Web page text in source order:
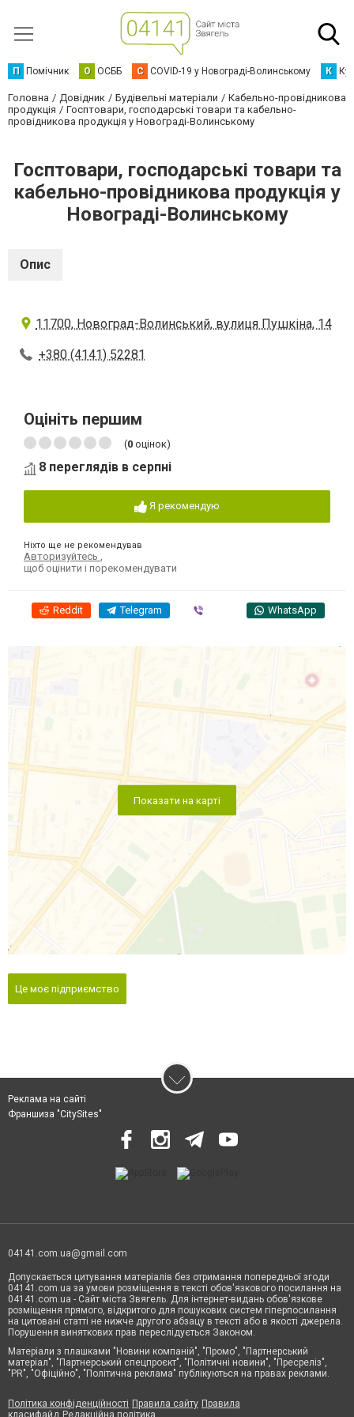
П Помічник О ОСББ C COVID-19 у Новограді-Волинському К
Головна Довідник Будівельні матеріали
Кабельно-провідникова
продукція
Госптовари, господарські товари та кабельно-
провідникова продукція у Новограді-Волинському
Госптовари, господарські товари та
кабельно-провідникова продукція у
Новограді-Волинському
Опис
11700, Новоград-Волинський, вулиця Пушкіна, 14
+380 (4141) 52281
Оцініть першим
(0 оцінок)
8 переглядів в серпні
Я рекомендую
Ніхто ще не рекомендував
Авторизуйтесь
щоб оцінити і порекомендувати
Reddit Telegram WhatsApp
Показати на карті
Це моє підприємство
Реклама на сайті
Франшиза "CitySites"
04141.com.ua@gmail.com
Допускається цитування матеріалів без отримання попередньої згоди
04141.com.ua за умови розміщення в тексті обов'язкового посилання на
04141.com.ua - Сайт міста Звягель. Для інтернет-видань обов'язкове
розміщення прямого, відкритого для пошукових систем гіперпосилання
на цитовані статті не нижче другого абзацу в тексті або в якості джерела.
Порушення виняткових прав переслідується Законом.
Матеріали з плашками "Новини компаній", "Промо", "Партнерський
матеріал", "Партнерський спецпроєкт", "Політичні новини", "Пресреліз",
"PR", "Офіційно", "Політична реклама" публікуються на правах реклами.
Політика конфіденційності Правила сайту Правила
класифайд Редакційна політика